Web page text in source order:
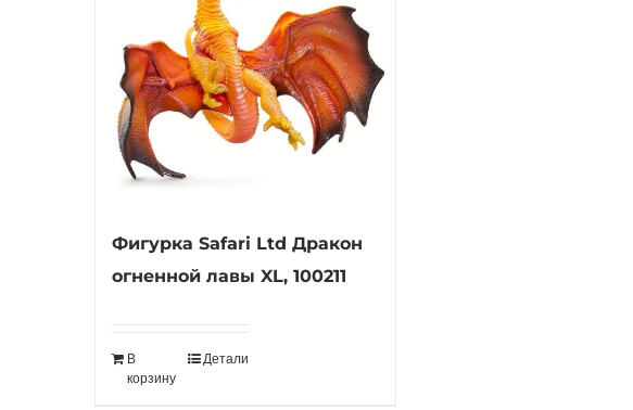
Фигурка Safari Ltd Дракон
огненной лавы XL, 100211
В
корзину
Детали